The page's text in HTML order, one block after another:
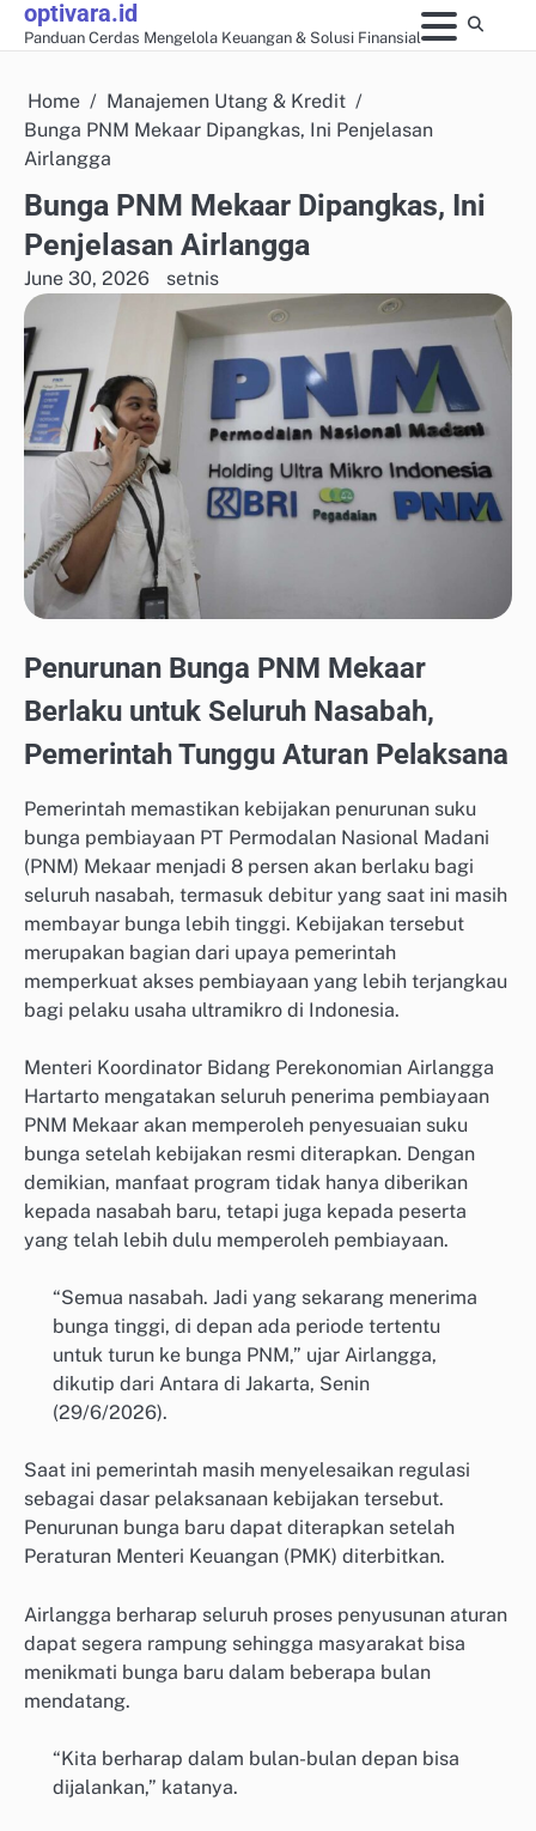
Skipoptivara.id
Panduan Cerdas Mengelola Keuangan & Solusi Finansial
Home
Manajemen Utang & Kredit
Bunga PNM Mekaar Dipangkas, Ini Penjelasan
Airlangga
Bunga PNM Mekaar Dipangkas, Ini
Penjelasan Airlangga
June 30, 2026 setnis
Penurunan Bunga PNM Mekaar
Berlaku untuk Seluruh Nasabah,
Pemerintah Tunggu Aturan Pelaksana
Pemerintah memastikan kebijakan penurunan suku
bunga pembiayaan PT Permodalan Nasional Madani
(PNM) Mekaar menjadi 8 persen akan berlaku bagi
seluruh nasabah, termasuk debitur yang saat ini masih
membayar bunga lebih tinggi. Kebijakan tersebut
merupakan bagian dari upaya pemerintah
memperkuat akses pembiayaan yang lebih terjangkau
bagi pelaku usaha ultramikro di Indonesia.
Menteri Koordinator Bidang Perekonomian Airlangga
Hartarto mengatakan seluruh penerima pembiayaan
PNM Mekaar akan memperoleh penyesuaian suku
bunga setelah kebijakan resmi diterapkan. Dengan
demikian, manfaat program tidak hanya diberikan
kepada nasabah baru, tetapi juga kepada peserta
yang telah lebih dulu memperoleh pembiayaan.
“Semua nasabah. Jadi yang sekarang menerima
bunga tinggi, di depan ada periode tertentu
untuk turun ke bunga PNM,” ujar Airlangga,
dikutip dari Antara di Jakarta, Senin
(29/6/2026).
Saat ini pemerintah masih menyelesaikan regulasi
sebagai dasar pelaksanaan kebijakan tersebut.
Penurunan bunga baru dapat diterapkan setelah
Peraturan Menteri Keuangan (PMK) diterbitkan.
Airlangga berharap seluruh proses penyusunan aturan
dapat segera rampung sehingga masyarakat bisa
menikmati bunga baru dalam beberapa bulan
mendatang.
“Kita berharap dalam bulan-bulan depan bisa
dijalankan,” katanya.